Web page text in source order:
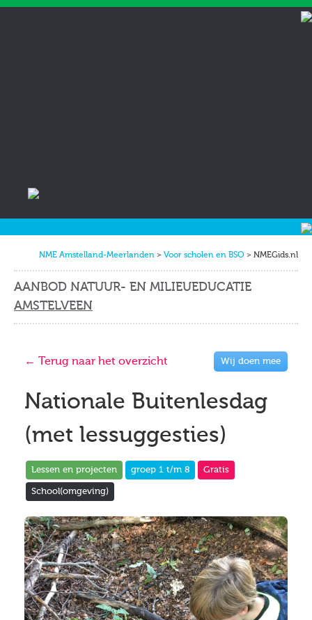
Skip
NME Amstelland-Meerlanden > Voor scholen en BSO > NMEGids.nl
AANBOD NATUUR- EN MILIEUEDUCATIE
AMSTELVEEN
← Terug naar het overzicht Wij doen mee
Nationale Buitenlesdag
(met lessuggesties)
Lessen en projecten groep 1 t/m 8 Gratis
School(omgeving)